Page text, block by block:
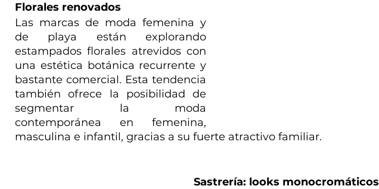
Florales renovados
Las marcas de moda femenina y
de playa están explorando
estampados florales atrevidos con
una estética botánica recurrente y
bastante comercial. Esta tendencia
también ofrece la posibilidad de
segmentar la moda
contemporánea en femenina,
masculina e infantil, gracias a su fuerte atractivo familiar.
Sastrería: looks monocromáticos